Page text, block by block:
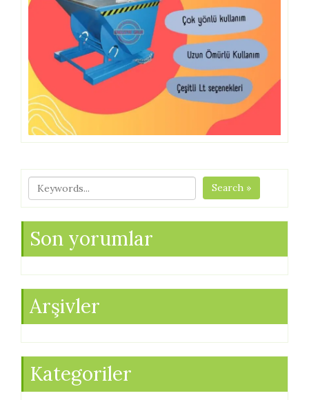
Search »
Son yorumlar
Arşivler
Kategoriler